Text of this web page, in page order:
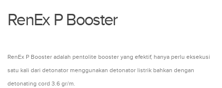
RenEx P Booster
RenEx P Booster adalah pentolite booster yang efektif, hanya perlu eksekusi
satu kali dari detonator menggunakan detonator listrik bahkan dengan
detonating cord 3.6 gr/m.